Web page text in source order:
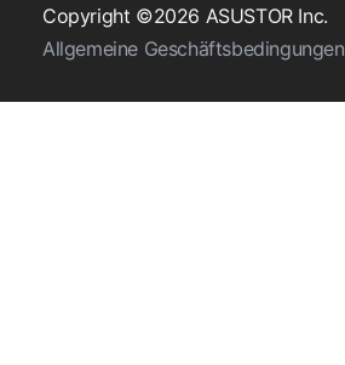
Copyright ©2026 ASUSTOR Inc.
Allgemeine Geschäftsbedingungen